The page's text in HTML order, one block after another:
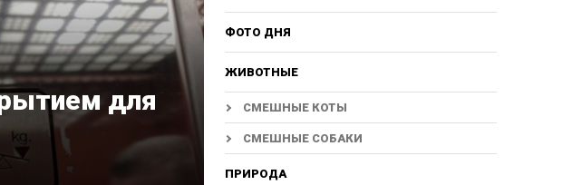
для
ФОТО ДНЯ
ЖИВОТНЫЕ
СМЕШНЫЕ КОТЫ
СМЕШНЫЕ СОБАКИ
ПРИРОДА